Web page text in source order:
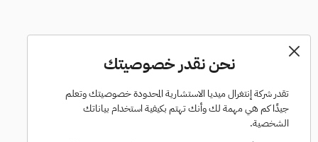
نحن نقدر خصوصيتك
تقدر شركة إنتغرال ميديا الاستشارية المحدودة خصوصيتك وتعلم
جيدًا كم هي مهمة لك وأنك تهتم بكيفية استخدام بياناتك
الشخصية.